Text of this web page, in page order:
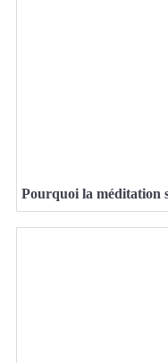
Pourquoi la méditation